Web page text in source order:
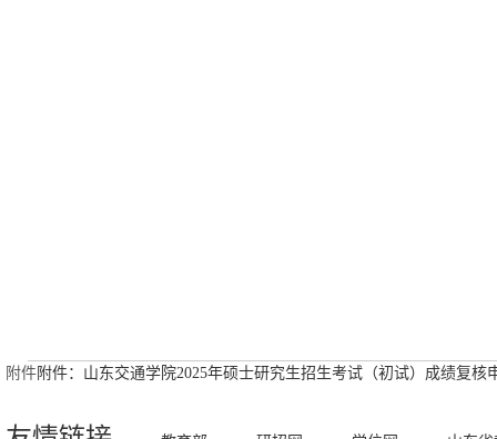
附件附件：山东交通学院2025年硕士研究生招生考试（初试）成绩复核